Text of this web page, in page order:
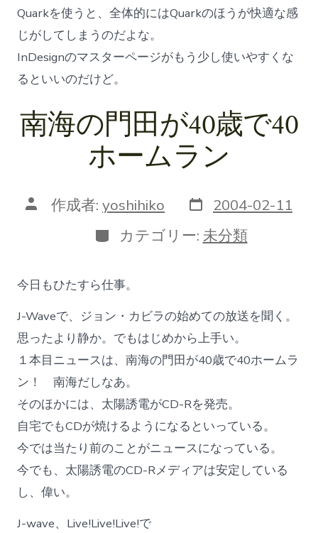
Quarkを使うと、全体的にはQuarkのほうが快適な感
じがしてしまうのだよな。
InDesignのマスターページがもう少し使いやすくな
るといいのだけど。
南海の門田が40歳で40
ホームラン
投 作成者: yoshihiko 投
稿
日
2004-02-11
カ
テ
リ
ー
カテゴリー: 未分類
今日もひたすら仕事。
J-Waveで、ジョン・カビラの始めての放送を聞く。
思ったより静か。でもはじめから上手い。
１本目ニュースは、南海の門田が40歳で40ホームラ
ン！ 南海だしなあ。
そのほかには、太陽誘電がCD-Rを発売。
自宅でもCDが焼けるようになるといっている。
今では当たり前のことがニュースになっている。
今でも、太陽誘電のCD-Rメディアは安定している
し、偉い。
J-wave、Live!Live!Live!で